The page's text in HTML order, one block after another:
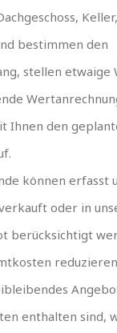
bestimmen den
stellen
Ihnen den
können erfasst
oder in
berücksichtigt
enthalten sind,